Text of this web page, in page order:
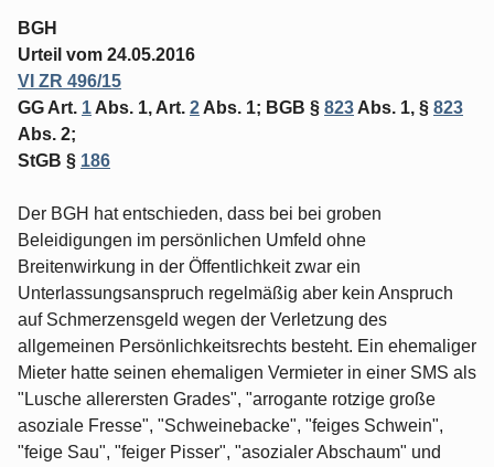
BGH
Urteil vom 24.05.2016
VI ZR 496/15
GG Art. 1 Abs. 1, Art. 2 Abs. 1; BGB § 823 Abs. 1, § 823
Abs. 2;
StGB § 186
Der BGH hat entschieden, dass bei bei groben
Beleidigungen im persönlichen Umfeld ohne
Breitenwirkung in der Öffentlichkeit zwar ein
Unterlassungsanspruch regelmäßig aber kein Anspruch
auf Schmerzensgeld wegen der Verletzung des
allgemeinen Persönlichkeitsrechts besteht. Ein ehemaliger
Mieter hatte seinen ehemaligen Vermieter in einer SMS als
"Lusche allerersten Grades", "arrogante rotzige große
asoziale Fresse", "Schweinebacke", "feiges Schwein",
"feige Sau", "feiger Pisser", "asozialer Abschaum" und